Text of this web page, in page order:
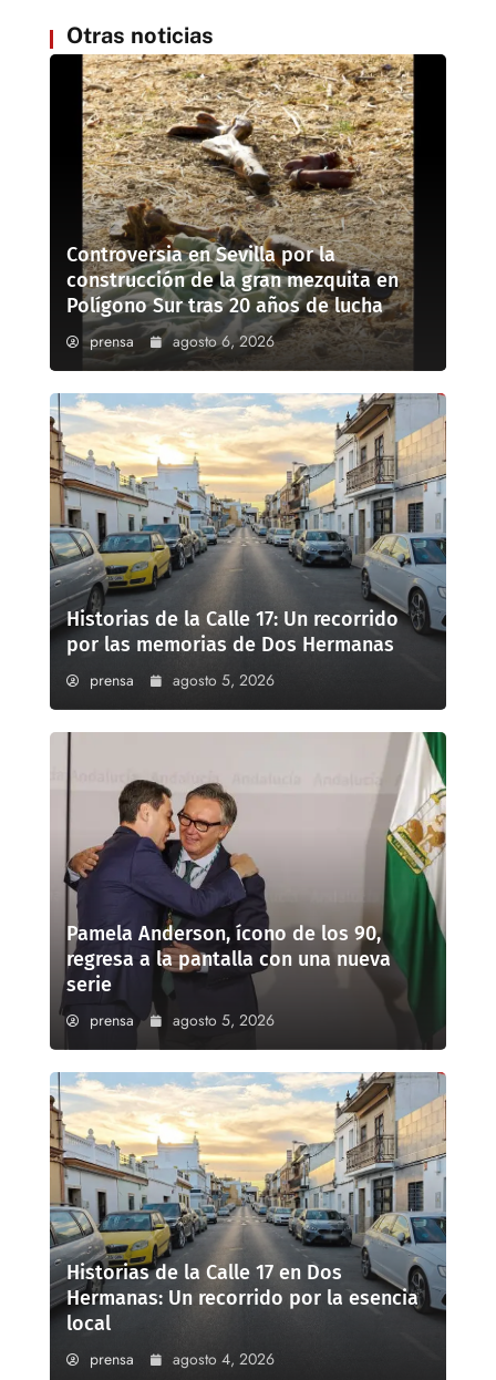
Otras noticias
Controversia en Sevilla por la
construcción de la gran mezquita en
Polígono Sur tras 20 años de lucha
prensa agosto 6, 2026
Historias de la Calle 17: Un recorrido
por las memorias de Dos Hermanas
prensa agosto 5, 2026
Pamela Anderson, ícono de los 90,
regresa a la pantalla con una nueva
serie
prensa agosto 5, 2026
Historias de la Calle 17 en Dos
Hermanas: Un recorrido por la esencia
local
prensa agosto 4, 2026